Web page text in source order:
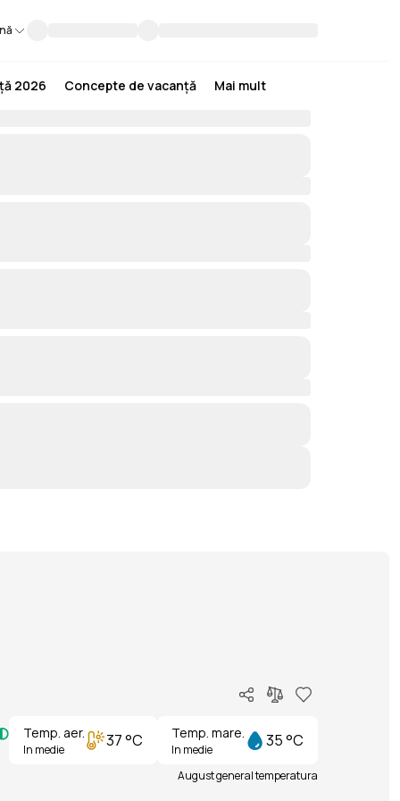
2026 Concepte de vacanță Mai mult
Temp. aer.
In medie 37 °C Temp. mare.
In medie 35 °C
August general temperatura